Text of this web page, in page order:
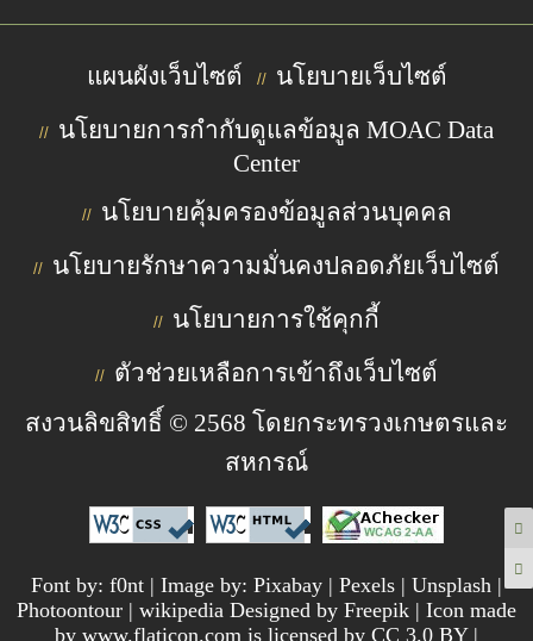
แผนผังเว็บไซต์ // นโยบายเว็บไซต์
// นโยบายการกำกับดูแลข้อมูล MOAC Data
Center
// นโยบายคุ้มครองข้อมูลส่วนบุคคล
// นโยบายรักษาความมั่นคงปลอดภัยเว็บไซต์
// นโยบายการใช้คุกกี้
// ตัวช่วยเหลือการเข้าถึงเว็บไซต์
สงวนลิขสิทธิ์ © 2568 โดยกระทรวงเกษตรและ
สหกรณ์
Font by: f0nt | Image by: Pixabay | Pexels | Unsplash |
Photoontour | wikipedia Designed by Freepik | Icon made
by www.flaticon.com is licensed by CC 3.0 BY |